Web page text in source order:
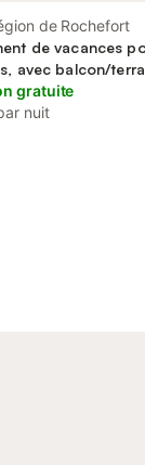
de Rochefort
de vacances
avec balcon/
gratuite
nuit